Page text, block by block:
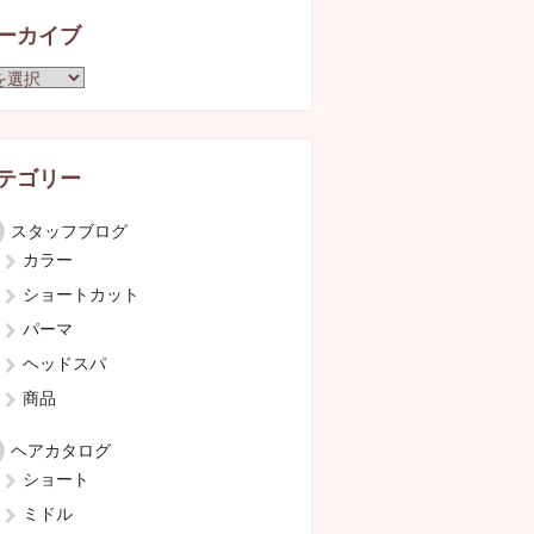
カイブ
ゴリー
スタッフブログ
カラー
ショートカット
パーマ
ヘッドスパ
商品
ヘアカタログ
ショート
ミドル